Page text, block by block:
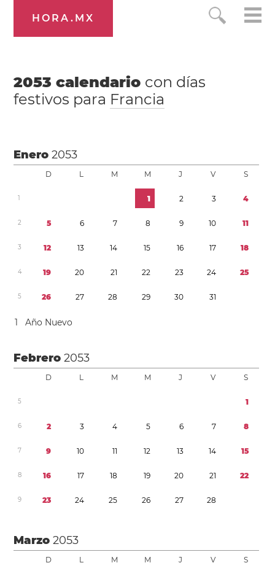
HORA.MX
2053 calendario con días
festivos para Francia
Enero2053
D L M M J V S
1 1 2 3 4
2 5 6 7 8 9 10 11
3 12 13 14 15 16 17 18
4 19 20 21 22 23 24 25
5 26 27 28 29 30 31
1 Año Nuevo
Febrero2053
D L M M J V S
5 1
6 2 3 4 5 6 7 8
7 9 10 11 12 13 14 15
8 16 17 18 19 20 21 22
9 23 24 25 26 27 28
Marzo2053
D L M M J V S